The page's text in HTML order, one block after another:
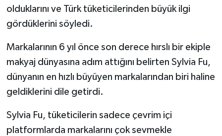
olduklarını ve Türk tüketicilerinden büyük ilgi
gördüklerini söyledi.
Markalarının 6 yıl önce son derece hırslı bir ekiple
makyaj dünyasına adım attığını belirten Sylvia Fu,
dünyanın en hızlı büyüyen markalarından biri haline
geldiklerini dile getirdi.
Sylvia Fu, tüketicilerin sadece çevrim içi
platformlarda markalarını çok sevmekle